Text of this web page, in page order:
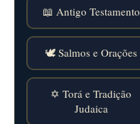
📖 Antigo Testamento
🕊️ Salmos e Orações
✡️ Torá e Tradição
Judaica